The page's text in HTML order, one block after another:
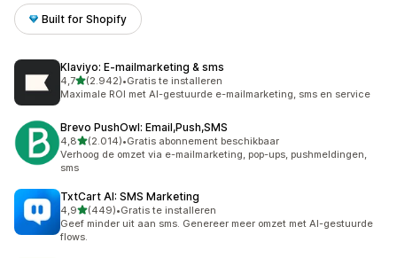
Built for Shopify
Klaviyo: E‑mailmarketing & sms
4,7van 5 sterren
(2.942)
2942 recensies in totaal
•Gratis te installeren
Maximale ROI met AI-gestuurde e-mailmarketing, sms en service
Brevo PushOwl: Email,Push,SMS
4,8van 5 sterren
(2.014)
2014 recensies in totaal
•Gratis abonnement beschikbaar
Verhoog de omzet via e-mailmarketing, pop-ups, pushmeldingen,
sms
TxtCart AI: SMS Marketing
4,9van 5 sterren
(449)
449 recensies in totaal
•Gratis te installeren
Geef minder uit aan sms. Genereer meer omzet met AI-gestuurde
flows.